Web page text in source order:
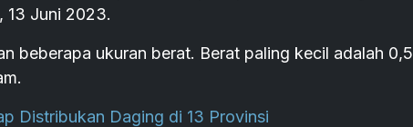
13 Juni 2023.
beberapa ukuran berat. Berat paling kecil adalah 0,5
Distribukan Daging di 13 Provinsi